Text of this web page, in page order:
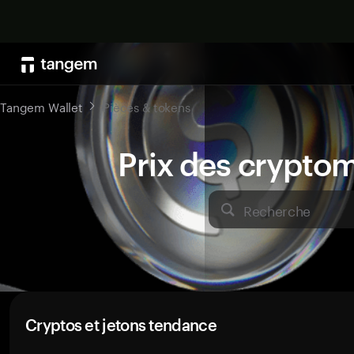
Prix des
Recherche
Tangem Wallet Pièces & tokens
Cryptos et jetons tendance